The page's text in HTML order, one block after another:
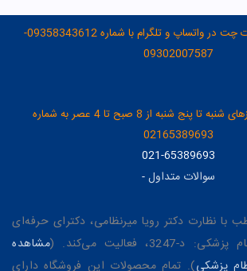
مشاوره رایگان بصورت چت در واتساپ و تلگرام با شماره 09358343612-
09302007587
تماس تلفنی در روزهای شنبه تا پنج شنبه از 8 صبح تا 4 عصر به شماره
02165389693
021-65389693
سوالات متداول-
با نظارت دکتر رویا میرنظامی، دکترای حرفه‌ای
فعالیت می‌کند. (
مشاهده
پزشکی). تمام محصولات این فروشگاه دارای